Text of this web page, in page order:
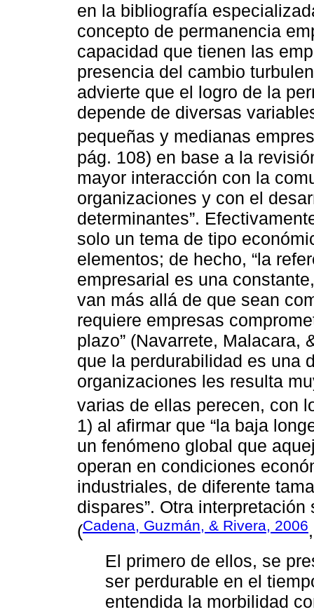
en la bibliografía
concepto de permanencia
capacidad que tienen las
presencia del cambio
advierte que el logro de la
depende de diversas
pequeñas y medianas
pág. 108) en base a la
mayor interacción con la
organizaciones y con el
determinantes”.
solo un tema de tipo
elementos; de hecho, “la
empresarial es una
van más allá de que sean
requiere empresas
plazo” (Navarrete, Malacara,
que la perdurabilidad es una
organizaciones les resulta
varias de ellas perecen, con
1) al afirmar que “la baja
un fenómeno global que
operan en condiciones
industriales, de diferente
dispares”. Otra
(Cadena, Guzmán, & Rivera, 2006
El primero de ellos, se
ser perdurable en el
entendida la morbilidad